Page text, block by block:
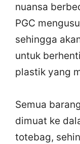
nuansa
PGC
sehingga
untuk
plastik yang
Semua
dimuat ke
totebag,